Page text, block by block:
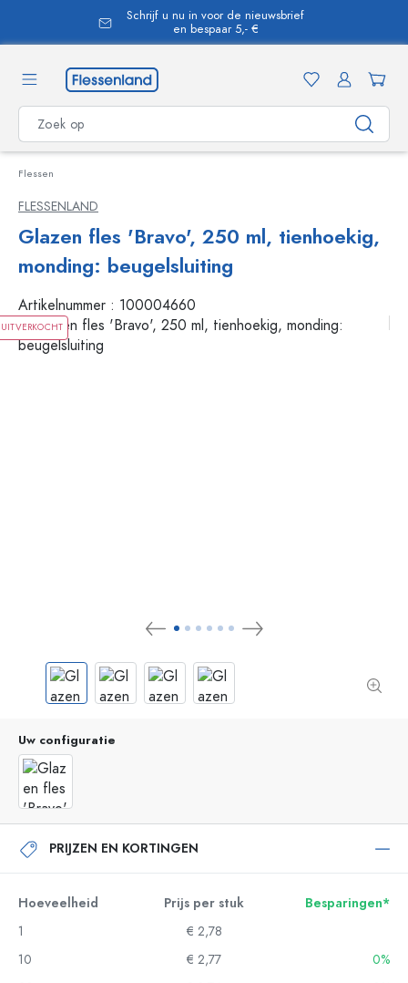
Schrijf u nu in voor de nieuwsbrief
en bespaar 5,- €
Flessen
FLESSENLAND
Glazen fles 'Bravo', 250 ml, tienhoekig,
monding: beugelsluiting
Artikelnummer : 100004660
UITVERKOCHT
Uw configuratie
PRIJZEN EN KORTINGEN
Hoeveelheid Prijs per stuk
Besparingen*
1
€ 2,78
10
€ 2,77
0%